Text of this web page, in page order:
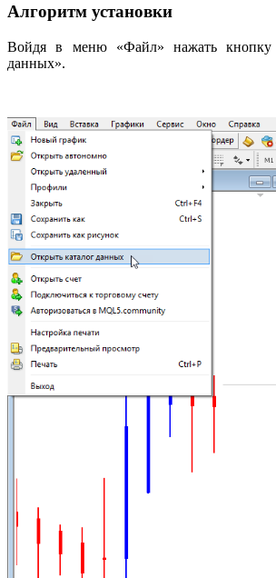
Алгоритм установки
Войдя в меню «Файл» нажать кнопку
данных».